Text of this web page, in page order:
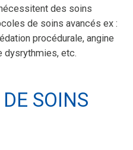
des soins
de soins avancés ex :
procédurale, angine
dysrythmies, etc.
SOINS